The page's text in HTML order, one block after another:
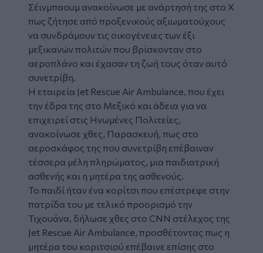
Σέινμπαουμ ανακοίνωσε με ανάρτησή της στο X
πως ζήτησε από προξενικούς αξιωματούχους
να συνδράμουν τις οικογένειες των έξι
μεξικανών πολιτών που βρίσκονταν στο
αεροπλάνο και έχασαν τη ζωή τους όταν αυτό
συνετρίβη.
Η εταιρεία Jet Rescue Air Ambulance, που έχει
την έδρα της στο Μεξικό και άδεια για να
επιχειρεί στις Ηνωμένες Πολιτείες,
ανακοίνωσε χθες, Παρασκευή, πως στο
αεροσκάφος της που συνετρίβη επέβαιναν
τέσσερα μέλη πληρώματος, μια παιδιατρική
ασθενής και η μητέρα της ασθενούς.
Το παιδί ήταν ένα κορίτσι που επέστρεφε στην
πατρίδα του με τελικό προορισμό την
Τιχουάνα, δήλωσε χθες στο CNN στέλεχος της
Jet Rescue Air Ambulance, προσθέτοντας πως η
μητέρα του κοριτσιού επέβαινε επίσης στο